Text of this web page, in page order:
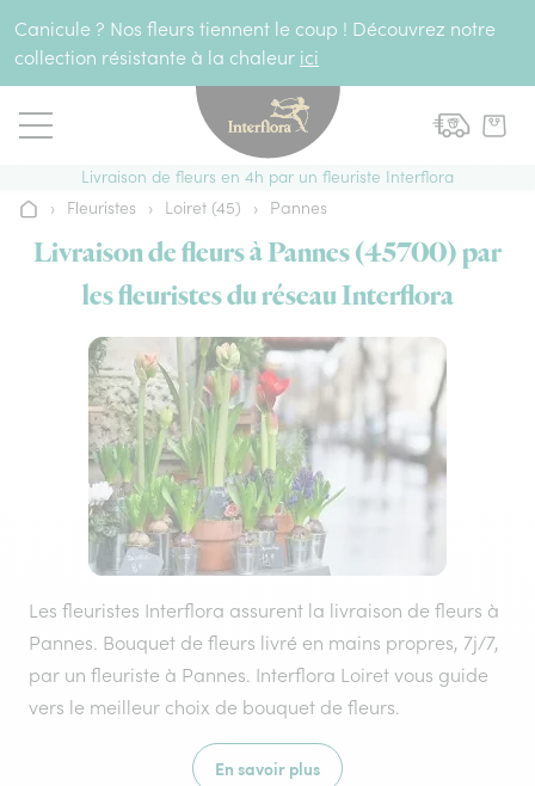
Canicule ? Nos fleurs tiennent le coup ! Découvrez notre
collection résistante à la chaleur ici
Livraison de fleurs en 4h par un fleuriste Interflora
Accueil
› Fleuristes › Loiret (45) › Pannes
Livraison de fleurs à Pannes (45700) par
les fleuristes du réseau Interflora
Les fleuristes Interflora assurent la livraison de fleurs à
Pannes. Bouquet de fleurs livré en mains propres, 7j/7,
par un fleuriste à Pannes. Interflora Loiret vous guide
vers le meilleur choix de bouquet de fleurs.
En savoir plus